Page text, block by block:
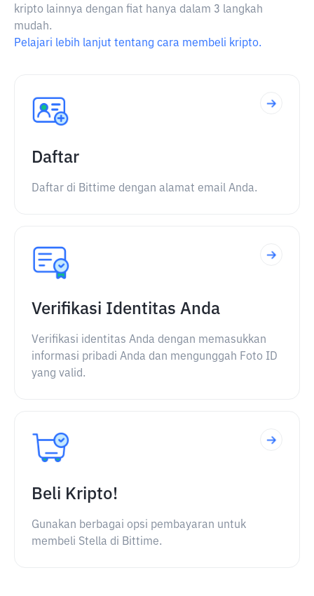
kripto lainnya dengan fiat hanya dalam 3 langkah
mudah.
Pelajari lebih lanjut tentang cara membeli kripto.
Daftar
Daftar di Bittime dengan alamat email Anda.
Verifikasi Identitas Anda
Verifikasi identitas Anda dengan memasukkan
informasi pribadi Anda dan mengunggah Foto ID
yang valid.
Beli Kripto!
Gunakan berbagai opsi pembayaran untuk
membeli Stella di Bittime.